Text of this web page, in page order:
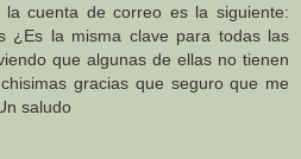
la cuenta de correo es la siguiente:
¿Es la misma clave para todas las
que algunas de ellas no tienen
gracias que seguro que me
saludo